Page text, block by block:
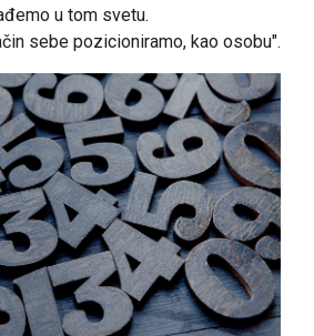
u tom svetu.
sebe pozicioniramo, kao osobu".